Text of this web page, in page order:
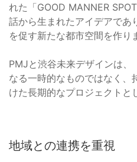
れた「GOOD MANNER
話から生まれたアイデアであ
を促す新たな都市空間を作り
PMJと渋谷未来デザインは
なる一時的なものではなく、
けた長期的なプロジェクトと
地域との連携を重視